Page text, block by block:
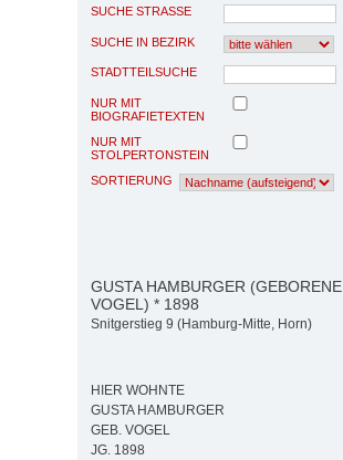
SUCHE STRASSE
SUCHE IN BEZIRK
STADTTEILSUCHE
NUR MIT
BIOGRAFIETEXTEN
NUR MIT
STOLPERTONSTEIN
SORTIERUNG
GUSTA HAMBURGER (GEBORENE
VOGEL) * 1898
Snitgerstieg 9 (Hamburg-Mitte, Horn)
HIER WOHNTE
GUSTA HAMBURGER
GEB. VOGEL
JG. 1898